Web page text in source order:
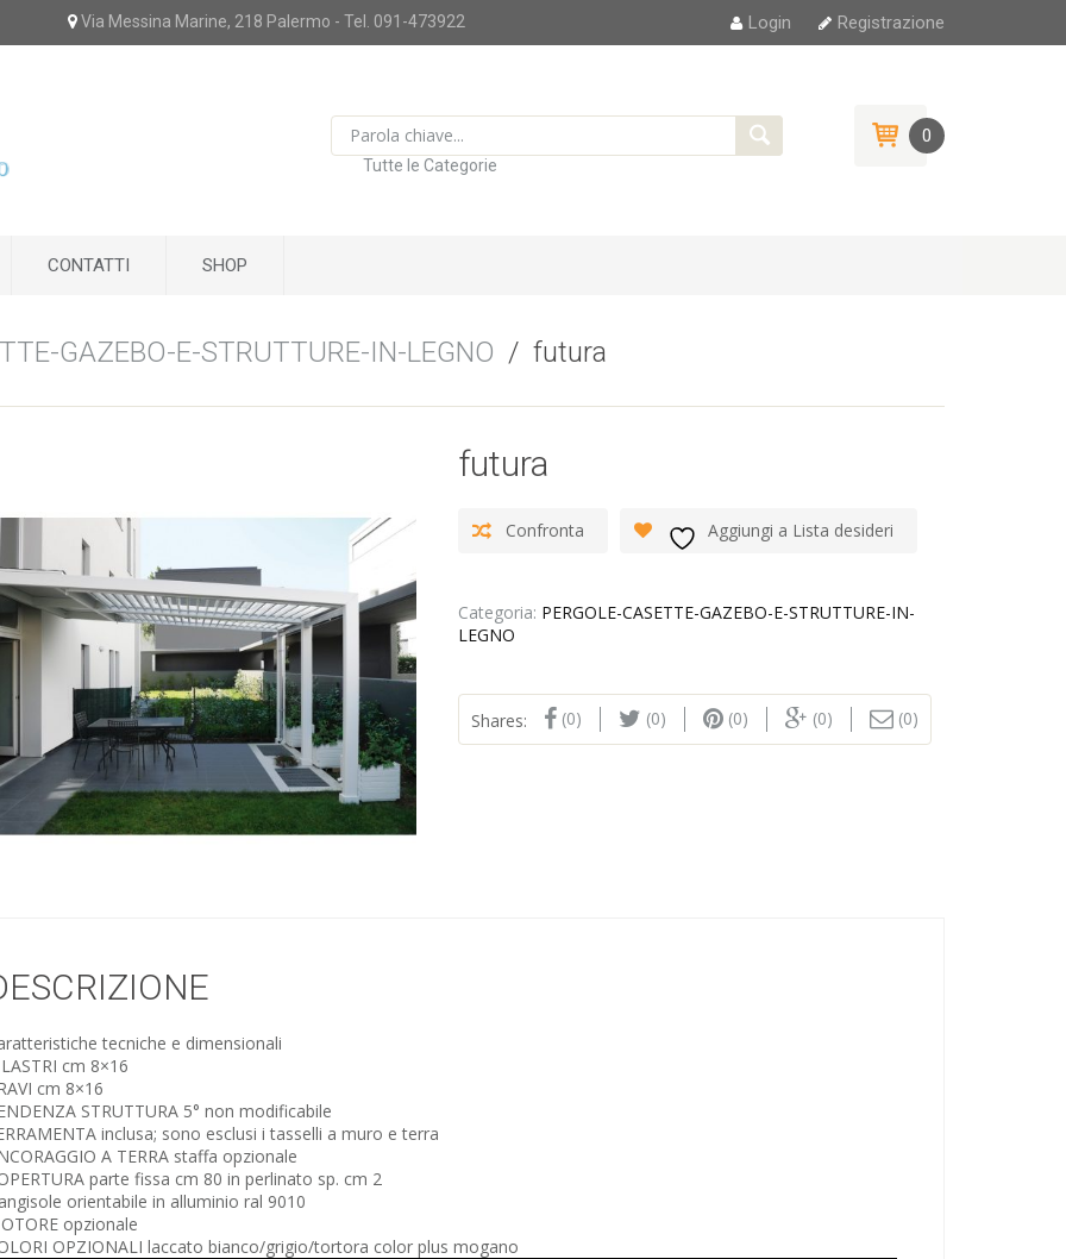
Via Messina Marine, 218 Palermo - Tel. 091-473922 Login Registrazione
Tutte le Categorie
0
CONTATTI SHOP
GAZEBO-E-STRUTTURE-IN-LEGNO / futura
futura
Confronta Aggiungi a Lista desideri
Categoria: PERGOLE-CASETTE-GAZEBO-E-STRUTTURE-IN-
LEGNO
Shares: (0) (0) (0) (0) (0)
tecniche e dimensionali
cm 8×16
cm 8×16
STRUTTURA 5° non modificabile
inclusa; sono esclusi i tasselli a muro e terra
A TERRA staffa opzionale
parte fissa cm 80 in perlinato sp. cm 2
orientabile in alluminio ral 9010
opzionale
OPZIONALI laccato bianco/grigio/tortora color plus mogano